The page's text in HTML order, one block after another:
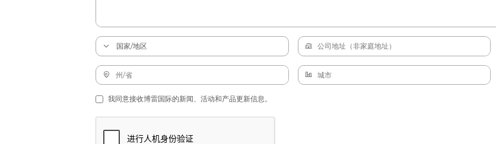
我同意接收博雷国际的新闻、活动和产品更新信息。